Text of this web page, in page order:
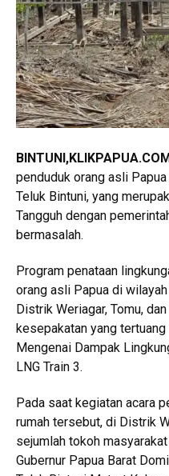
penduduk orang asli
Teluk Bintuni, yang
Tangguh dengan
bermasalah.
Program penataan
orang asli Papua di
Distrik Weriagar, Tomu,
kesepakatan yang
Mengenai Dampak
LNG Train 3.
Pada saat kegiatan acara
rumah tersebut, di Distrik
sejumlah tokoh
Gubernur Papua Barat